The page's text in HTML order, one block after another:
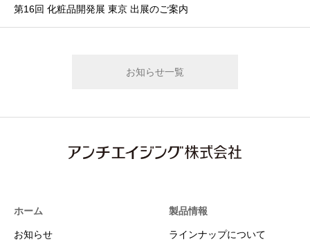
第16回 化粧品開発展 東京 出展のご案内
お知らせ一覧
ホーム
お知らせ
製品情報
ラインナップについて